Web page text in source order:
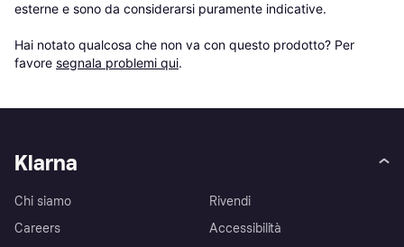
esterne e sono da considerarsi puramente indicative.
Hai notato qualcosa che non va con questo prodotto? Per
favore segnala problemi qui.
Klarna
Chi siamo
Careers
Rivendi
Accessibilità